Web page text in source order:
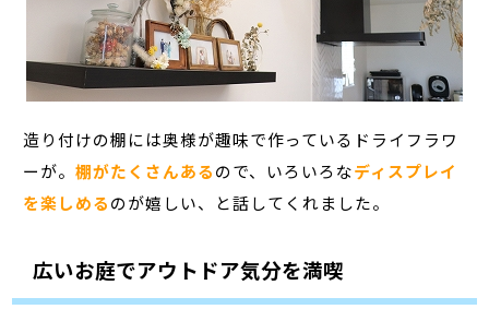
造り付けの棚には奥様が趣味で作っているドライフラワ
ーが。棚がたくさんあるので、 いろいろなディスプレイ
を楽しめるのが嬉しい、と話してくれました。
広いお庭でアウトドア気分を満喫